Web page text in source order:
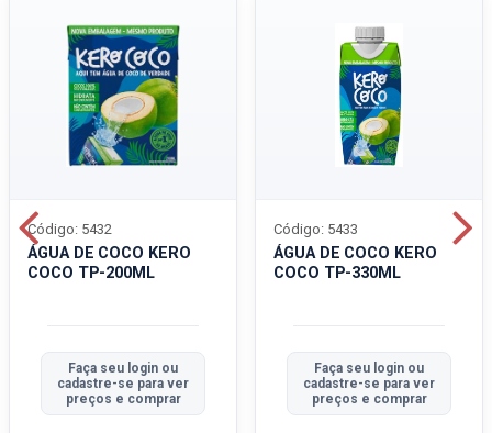
ÁGUA DE COCO KERO
COCO TP-200ML
Código: 5432
Faça seu login ou
cadastre-se para ver
preços e comprar
ÁGUA DE COCO KERO
COCO TP-330ML
Código: 5433
Faça seu login ou
cadastre-se para ver
preços e comprar